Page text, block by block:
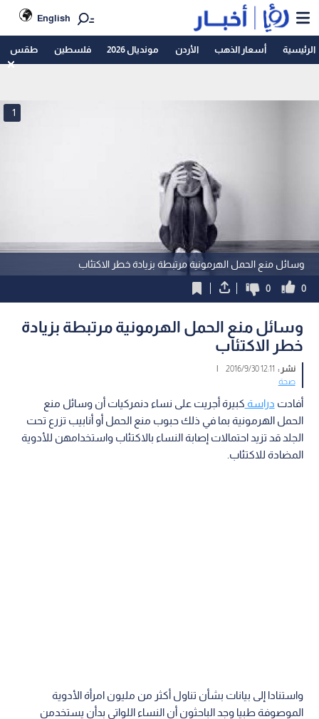
English
الرئيسية أسعار الذهب الأردن مونديال 2026 فلسطين طقس
وسائل منع الحمل الهرمونية مرتبطة بزيادة خطر الاكتئاب
1
0
0
وسائل منع الحمل الهرمونية مرتبطة بزيادة
خطر الاكتئاب
نشر : 12:11 2016/9/30
|
صحة
أفادت دراسة كبيرة أجريت على نساء دنمركيات أن وسائل منع
الحمل الهرمونية بما في ذلك حبوب منع الحمل أو أنابيب تزرع تحت
الجلد قد تزيد احتمالات إصابة النساء بالاكتئاب واستخدامهن للأدوية
المضادة للاكتئاب.
واستنادا إلى بيانات بشأن تناول أكثر من مليون امرأة الأدوية
الموصوفة طبيا وجد الباحثون أن النساء اللواتي بدأن يستخدمن